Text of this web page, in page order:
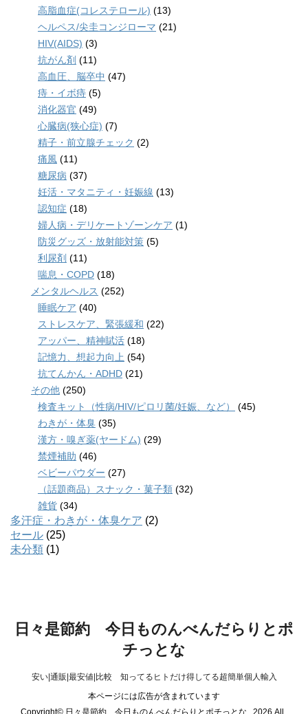
高脂血症(コレステロール) (13)
ヘルペス/尖圭コンジローマ (21)
HIV(AIDS) (3)
抗がん剤 (11)
高血圧、脳卒中 (47)
痔・イボ痔 (5)
消化器官 (49)
心臓病(狭心症) (7)
精子・前立腺チェック (2)
痛風 (11)
糖尿病 (37)
妊活・マタニティ・妊娠線 (13)
認知症 (18)
婦人病・デリケートゾーンケア (1)
防災グッズ・放射能対策 (5)
利尿剤 (11)
喘息・COPD (18)
メンタルヘルス (252)
睡眠ケア (40)
ストレスケア、緊張緩和 (22)
アッパー、精神賦活 (18)
記憶力、想起力向上 (54)
抗てんかん・ADHD (21)
その他 (250)
検査キット（性病/HIV/ピロリ菌/妊娠、など）
(45)
わきが・体臭 (35)
漢方・嗅ぎ薬(ヤードム) (29)
禁煙補助 (46)
ベビーパウダー (27)
（話題商品）スナック・菓子類 (32)
雑貨 (34)
多汗症・わきが・体臭ケア (2)
セール (25)
未分類 (1)
日々是節約 今日ものんべんだらりとポ
チっとな
安い|通販|最安値|比較 知ってるヒトだけ得してる超簡単個人輸入
本ページには広告が含まれています
Copyright© 日々是節約 今日ものんべんだらりとポチっとな , 2026 All